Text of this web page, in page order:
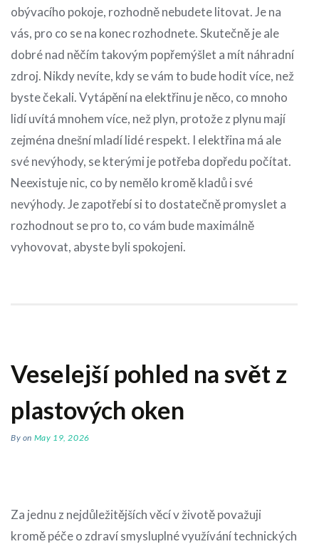
obývacího pokoje, rozhodně nebudete litovat. Je na
vás, pro co se na konec rozhodnete. Skutečně je ale
dobré nad něčím takovým popřemýšlet a mít náhradní
zdroj. Nikdy nevíte, kdy se vám to bude hodit více, než
byste čekali. Vytápění na elektřinu je něco, co mnoho
lidí uvítá mnohem více, než plyn, protože z plynu mají
zejména dnešní mladí lidé respekt. I elektřina má ale
své nevýhody, se kterými je potřeba dopředu počítat.
Neexistuje nic, co by nemělo kromě kladů i své
nevýhody. Je zapotřebí si to dostatečně promyslet a
rozhodnout se pro to, co vám bude maximálně
vyhovovat, abyste byli spokojeni.
Veselejší pohled na svět z
plastových oken
By on May 19, 2026
Za jednu z nejdůležitějších věcí v životě považuji
kromě péče o zdraví smysluplné využívání technických